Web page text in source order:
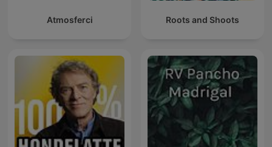
Atmosferci Roots and Shoots